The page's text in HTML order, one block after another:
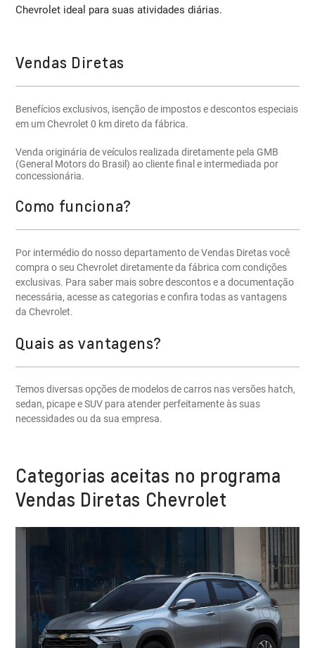
Chevrolet ideal para suas atividades diárias.
Vendas Diretas
Benefícios exclusivos, isenção de impostos e descontos especiais
em um Chevrolet 0 km direto da fábrica.
Venda originária de veículos realizada diretamente pela GMB
(General Motors do Brasil) ao cliente final e intermediada por
concessionária.
Como funciona?
Por intermédio do nosso departamento de Vendas Diretas você
compra o seu Chevrolet diretamente da fábrica com condições
exclusivas. Para saber mais sobre descontos e a documentação
necessária, acesse as categorias e confira todas as vantagens
da Chevrolet.
Quais as vantagens?
Temos diversas opções de modelos de carros nas versões hatch,
sedan, picape e SUV para atender perfeitamente às suas
necessidades ou da sua empresa.
Categorias aceitas no programa
Vendas Diretas Chevrolet